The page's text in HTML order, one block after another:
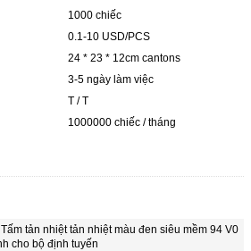
1000 chiếc
0.1-10 USD/PCS
24 * 23 * 12cm cantons
3-5 ngày làm việc
T / T
1000000 chiếc / tháng
tản nhiệt tản nhiệt màu đen siêu mềm 94 V0
cho bộ định tuyến